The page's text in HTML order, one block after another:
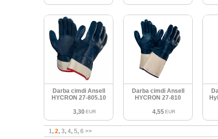
Darba cimdi Ansell
HYCRON 27-805.10
3,30 EUR
Darba cimdi Ansell
HYCRON 27-810
4,55 EUR
1 2 3 4 5 6 >>